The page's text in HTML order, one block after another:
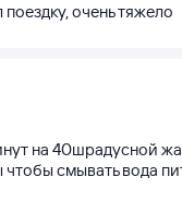
очень тяжело
на 40шрадусной
смывать вода